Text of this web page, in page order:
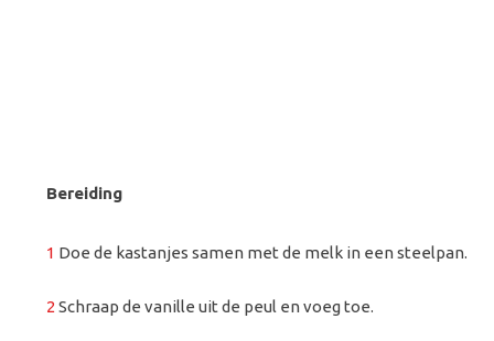
Bereiding
1 Doe de kastanjes samen met de melk in een steelpan.
2Schraap de vanille uit de peul en voeg toe.